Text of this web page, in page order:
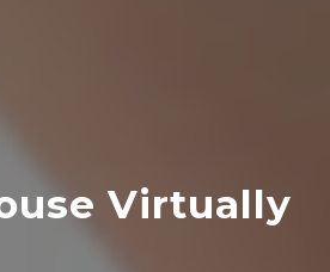
Virtually